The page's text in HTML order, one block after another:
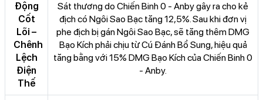
Động
Cốt
Lõi –
Chênh
Lệch
Điện
Thế
Sát thương do Chiến Binh 0 - Anby gây ra cho kẻ
địch có Ngôi Sao Bạc tăng 12,5%. Sau khi đơn vị
phe địch bị gán Ngôi Sao Bạc, sẽ tăng thêm DMG
Bạo Kích phải chịu từ Cú Đánh Bổ Sung, hiệu quả
tăng bằng với 15% DMG Bạo Kích của Chiến Binh 0
- Anby.